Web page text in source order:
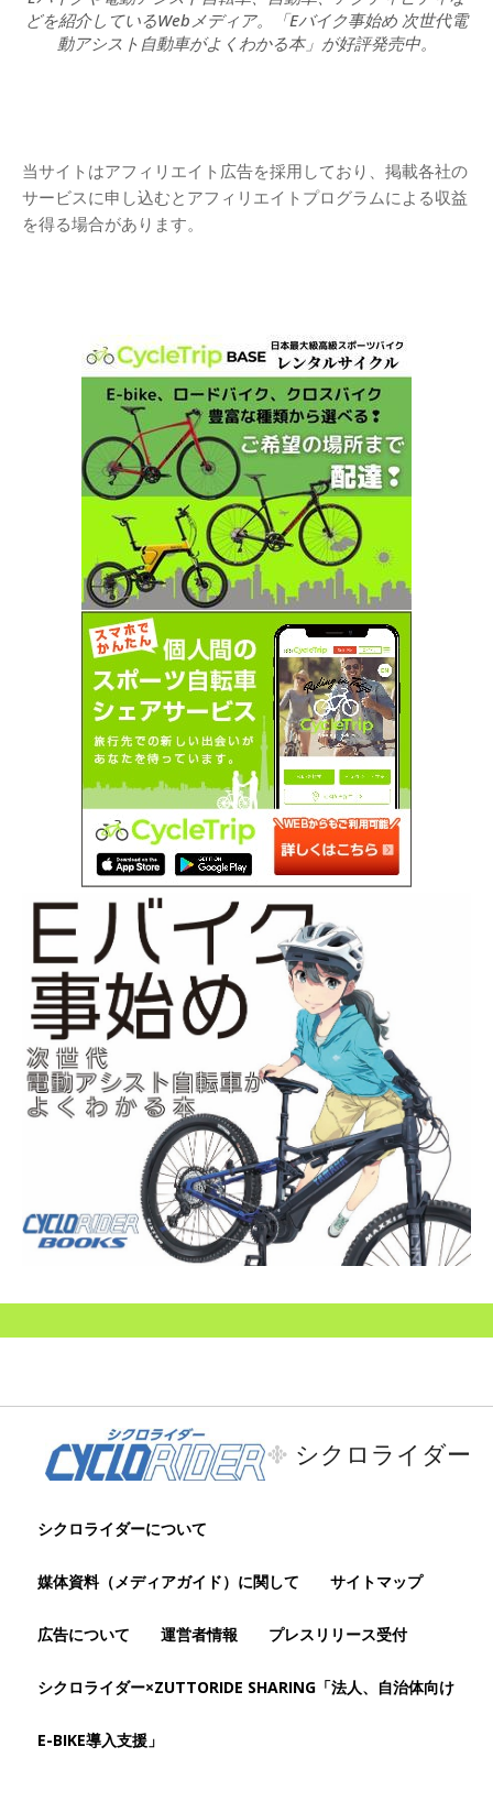
シクロライダー
シクロライダーについて
媒体資料（メディアガイド）に関して サイトマップ
広告について 運営者情報 プレスリリース受付
シクロライダー×ZUTTORIDE SHARING「法人、自治体向け
E-BIKE導入支援」